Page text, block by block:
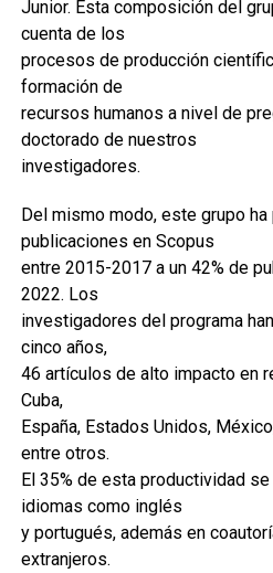
Junior. Esta composición del
cuenta de los
procesos de producción
formación de
recursos humanos a nivel de
doctorado de nuestros
investigadores.
Del mismo modo, este grupo
publicaciones en Scopus
entre 2015-2017 a un 42% de
2022. Los
investigadores del programa
cinco años,
46 artículos de alto impacto en
Cuba,
España, Estados Unidos,
entre otros.
El 35% de esta productividad
idiomas como inglés
y portugués, además en
extranjeros.